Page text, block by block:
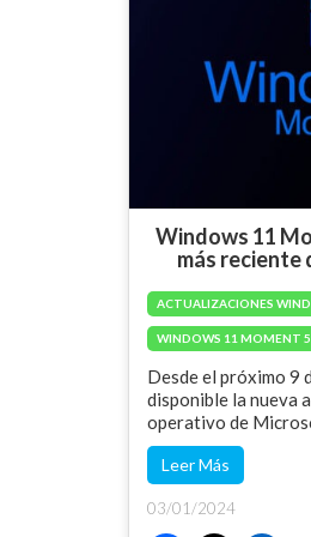
Windows 11
más reciente
ACTUALIZACIONES
WINDOWS 11 MOMENT 5
Desde el próximo 9
disponible la nueva
operativo de
Leer Más
03/01/2024